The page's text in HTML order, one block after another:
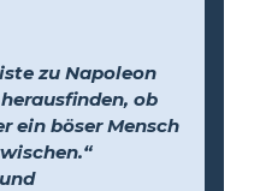
zu Napoleon
ob
ein böser Mensch